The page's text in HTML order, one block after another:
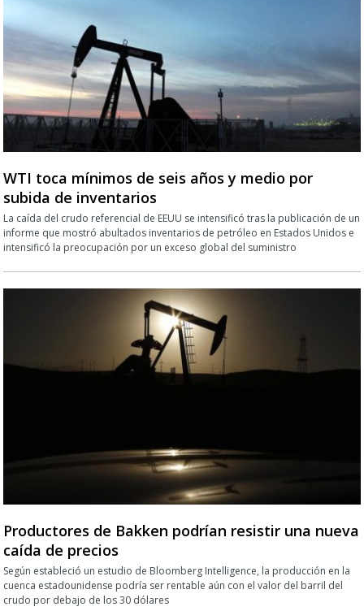
WTI toca mínimos de seis años y medio por
subida de inventarios
La caída del crudo referencial de EEUU se intensificó tras la publicación de un
informe que mostró abultados inventarios de petróleo en Estados Unidos e
intensificó la preocupación por un exceso global del suministro
Productores de Bakken podrían resistir una nueva
caída de precios
Según estableció un estudio de Bloomberg Intelligence, la producción en la
cuenca estadounidense podría ser rentable aún con el valor del barril del
crudo por debajo de los 30 dólares